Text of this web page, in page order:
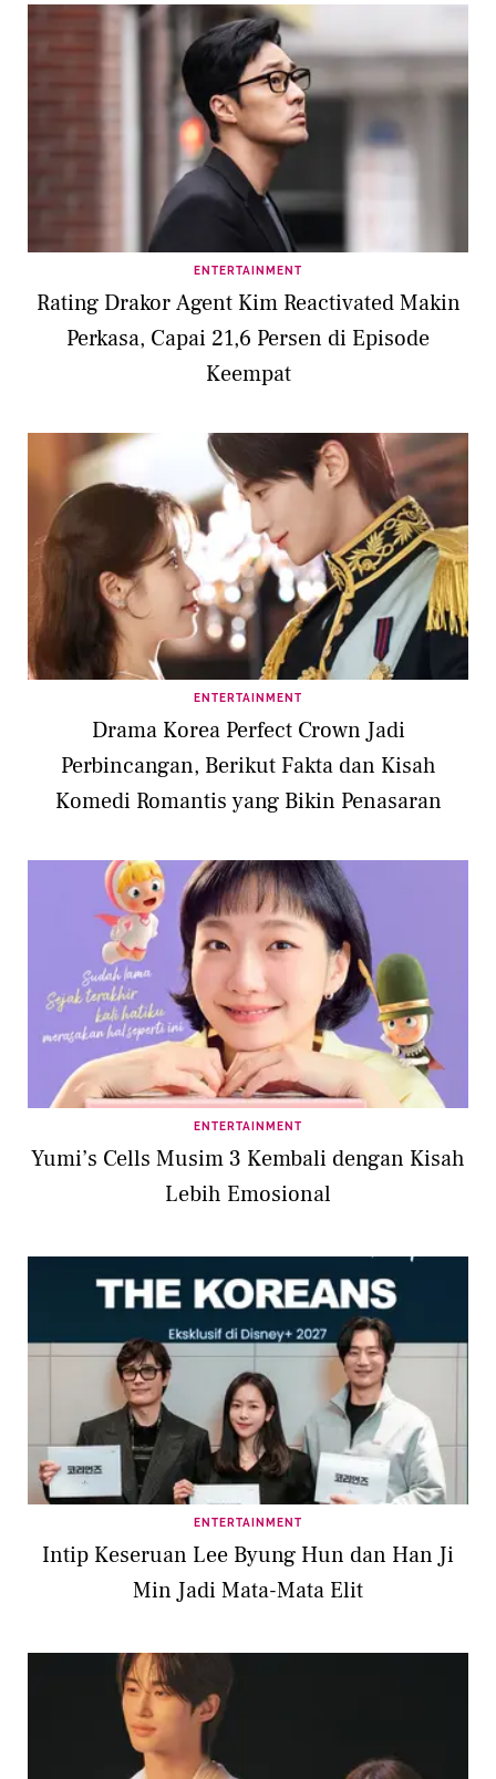
ENTERTAINMENT
Rating Drakor Agent Kim Reactivated Makin
Perkasa, Capai 21,6 Persen di Episode
Keempat
ENTERTAINMENT
Drama Korea Perfect Crown Jadi
Perbincangan, Berikut Fakta dan Kisah
Komedi Romantis yang Bikin Penasaran
ENTERTAINMENT
Yumi’s Cells Musim 3 Kembali dengan Kisah
Lebih Emosional
ENTERTAINMENT
Intip Keseruan Lee Byung Hun dan Han Ji
Min Jadi Mata-Mata Elit